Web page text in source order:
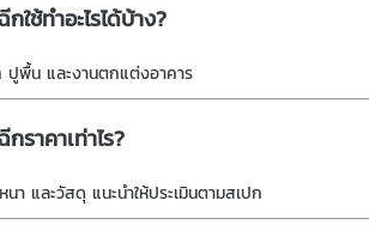
ใช้ทำอะไรได้บ้าง?
ปูพื้น และงานตกแต่งอาคาร
ราคาเท่าไร?
า และวัสดุ แนะนำให้ประเมินตามสเปก